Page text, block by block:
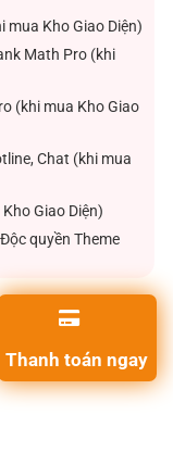
mua Kho Giao Diện)
Math Pro (khi
(khi mua Kho Giao
Chat (khi mua
Giao Diện)
quyền Theme
Thanh toán ngay